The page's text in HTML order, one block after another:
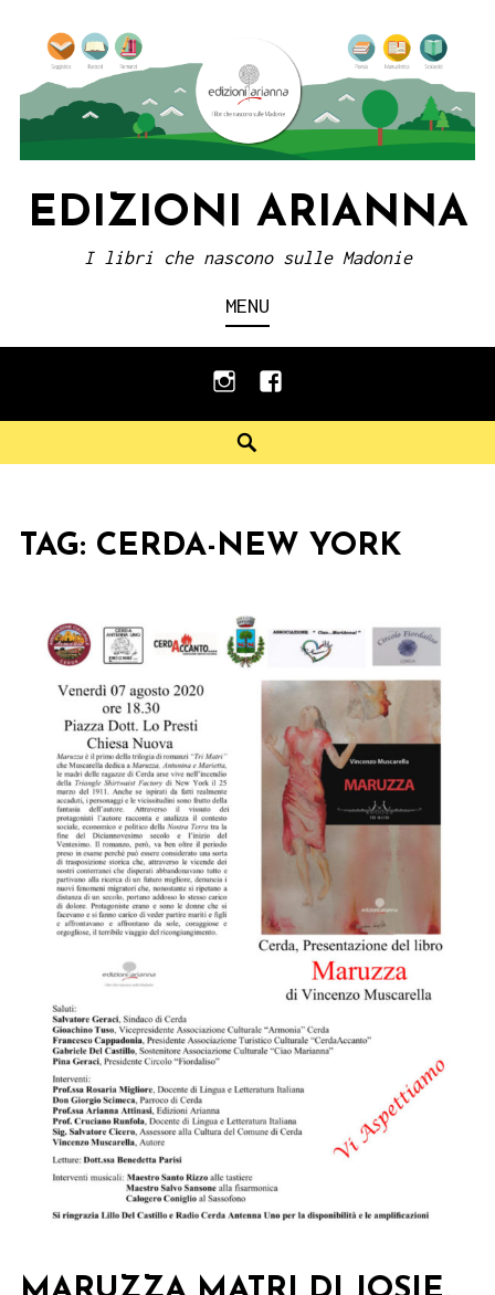
content
EDIZIONI ARIANNA
I libri che nascono sulle Madonie
MENU
instagramfacebook
TAG: CERDA-NEW YORK